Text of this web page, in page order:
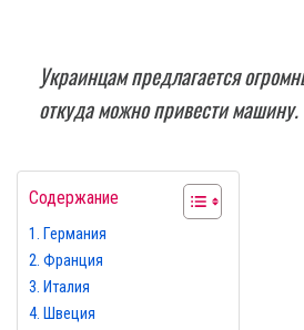
Украинцам предлагается
откуда можно привести машину.
Содержание
Германия
Франция
Италия
Швеция